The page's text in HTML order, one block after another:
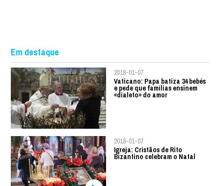
Em destaque
2018-01-07
Vaticano: Papa batiza 34 bebés
e pede que famílias ensinem
«dialeto» do amor
2018-01-07
Igreja: Cristãos de Rito
Bizantino celebram o Natal